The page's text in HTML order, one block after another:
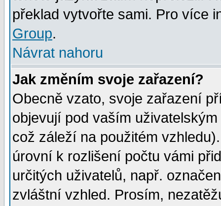
překlad vytvořte sami. Pro více
Group.
Návrat nahoru
Jak změním svoje zařazení?
Obecně vzato, svoje zařazení
objevují pod vaším
což záleží na použitém
úrovní k rozlišení počtu vámi
určitých uživatelů, např.
zvláštní vzhled. Prosím,